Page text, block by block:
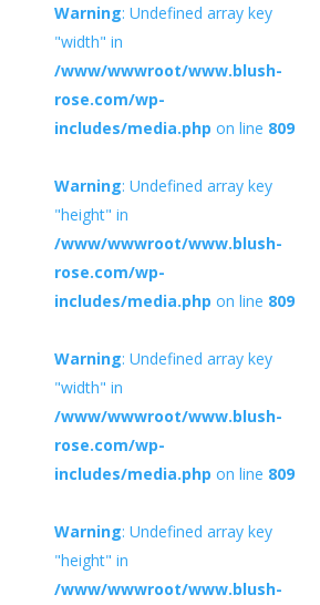
Warning: Undefined array key
"width" in
/www/wwwroot/www.blush-
rose.com/wp-
includes/media.php on line 809
Warning: Undefined array key
"height" in
/www/wwwroot/www.blush-
rose.com/wp-
includes/media.php on line 809
Warning: Undefined array key
"width" in
/www/wwwroot/www.blush-
rose.com/wp-
includes/media.php on line 809
Warning: Undefined array key
"height" in
/www/wwwroot/www.blush-